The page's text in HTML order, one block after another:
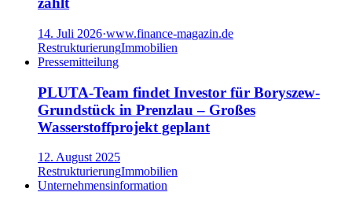
14. Juli 2026·www.finance-magazin.de
RestrukturierungImmobilien
Pressemitteilung
PLUTA-Team findet Investor für Boryszew-
Grundstück in Prenzlau – Großes
Wasserstoffprojekt geplant
12. August 2025
RestrukturierungImmobilien
Unternehmensinformation